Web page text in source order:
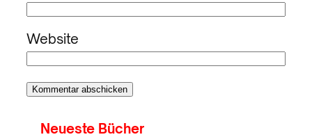
Website
Neueste Bücher